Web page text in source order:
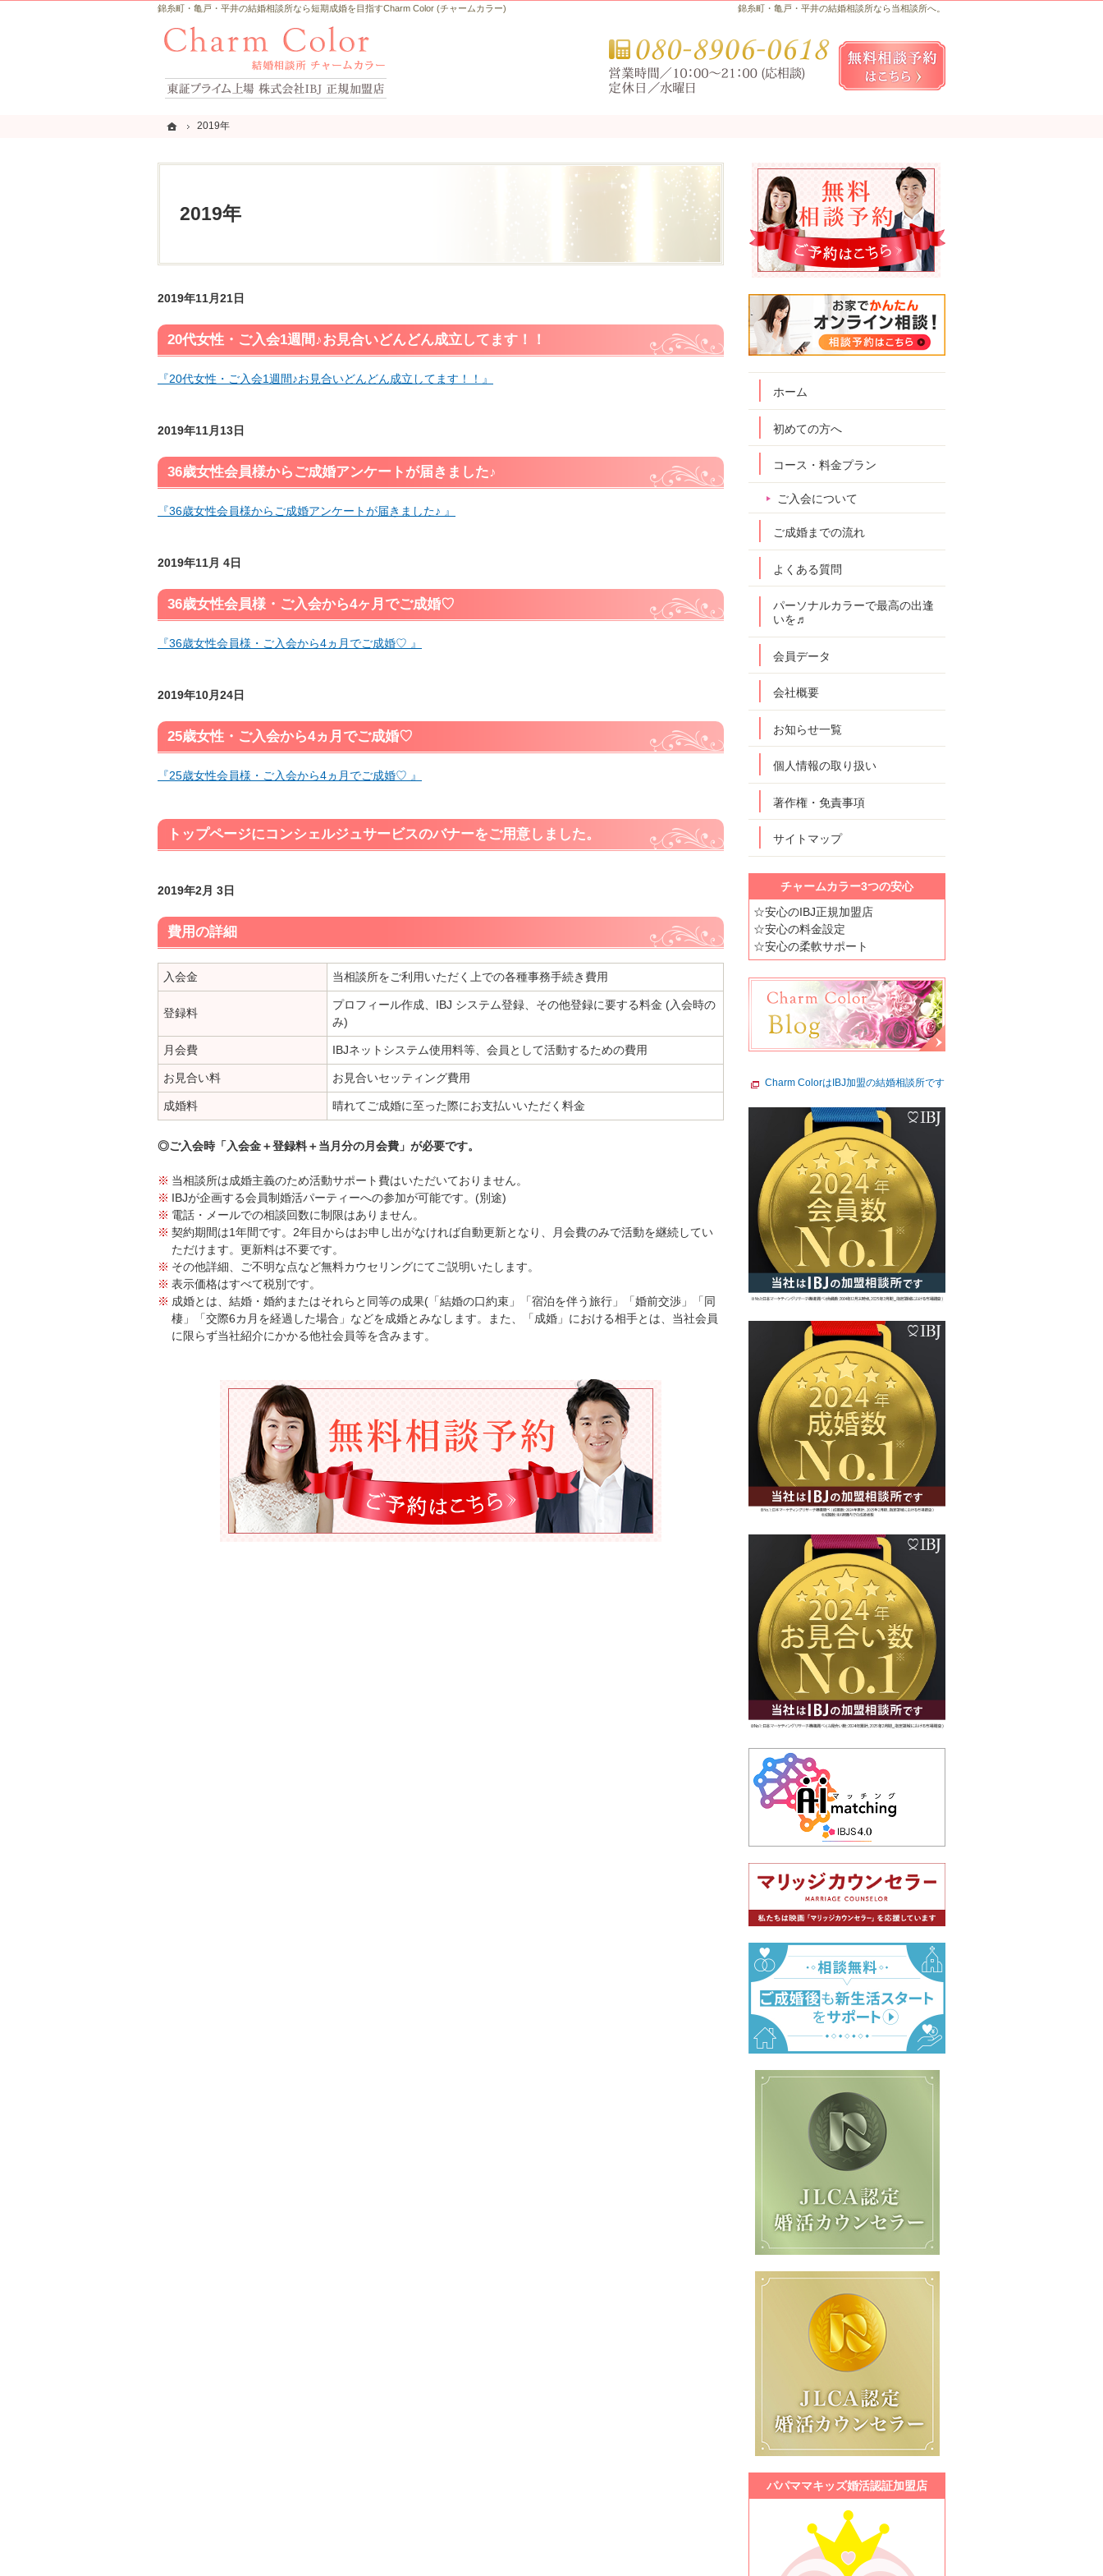
ホーム
2019年
2019年
錦糸町・亀戸・平井の結婚相談所なら当相談所へ。
錦糸町・亀戸・平井の結婚相談所なら短期成婚を目指すCharm Color (チャームカラー)
2019年11月21日
20代女性・ご入会1週間♪お見合いどんどん成立してます！！
『20代女性・ご入会1週間♪お見合いどんどん成立してます！！』
2019年11月13日
36歳女性会員様からご成婚アンケートが届きました♪
『36歳女性会員様からご成婚アンケートが届きました♪ 』
2019年11月 4日
36歳女性会員様・ご入会から4ヶ月でご成婚♡
『36歳女性会員様・ご入会から4ヵ月でご成婚♡ 』
2019年10月24日
25歳女性・ご入会から4ヵ月でご成婚♡
『25歳女性会員様・ご入会から4ヵ月でご成婚♡ 』
トップページにコンシェルジュサービスのバナーをご用意しました。
2019年2月 3日
費用の詳細
入会金 当相談所をご利用いただく上での各種事務手続き費用
登録料
プロフィール作成、IBJ システム登録、その他登録に要する料金 (入会時の
み)
月会費 IBJネットシステム使用料等、会員として活動するための費用
お見合い料 お見合いセッティング費用
成婚料 晴れてご成婚に至った際にお支払いいただく料金
◎ご入会時「入会金＋登録料＋当月分の月会費」が必要です。
当相談所は成婚主義のため活動サポート費はいただいておりません。
IBJが企画する会員制婚活パーティーへの参加が可能です。(別途)
電話・メールでの相談回数に制限はありません。
契約期間は1年間です。2年目からはお申し出がなければ自動更新となり、月会費のみで活動を継続してい
ただけます。更新料は不要です。
その他詳細、ご不明な点など無料カウセリングにてご説明いたします。
表示価格はすべて税別です。
成婚とは、結婚・婚約またはそれらと同等の成果(「結婚の口約束」「宿泊を伴う旅行」「婚前交渉」「同
棲」「交際6カ月を経過した場合」などを成婚とみなします。また、「成婚」における相手とは、当社会員
に限らず当社紹介にかかる他社会員等を含みます。
ホーム
初めての方へ
コース・料金プラン
ご入会について
ご成婚までの流れ
よくある質問
パーソナルカラーで最高の出逢
いを♬
会員データ
会社概要
お知らせ一覧
個人情報の取り扱い
著作権・免責事項
サイトマップ
チャームカラー3つの安心
☆安心のIBJ正規加盟店
☆安心の料金設定
☆安心の柔軟サポート
Charm ColorはIBJ加盟の結婚相談所です
パパママキッズ婚活認証加盟店
お気軽にお問合せ・ご相談ください
ホーム
2019年